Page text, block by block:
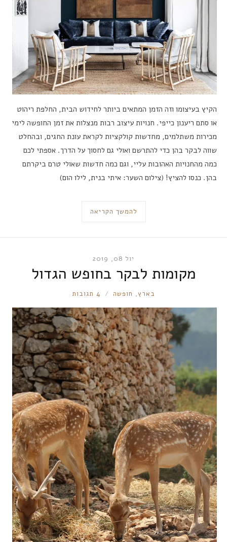
הקיץ בעיצומו וזה הזמן המתאים ביותר לחידוש הבית, החלפת ריהוט
או סתם ריענון כייפי. חנויות עיצוב רבות מנצלות את זמן החופשה לימי
מכירות משתלמים, מחדשות קולקציות לקראת עונת החגים, ובהחלט
שווה לבקר בהן כדי להתרשם ואולי גם לחסוך על הדרך. אספתי לכם
כמה מהחנויות האהובות עליי, וגם כמה חדשות שאולי טרם ביקרתם
בהן. כנסו להציץ! (צילום השער: איתי בנית, לילו הום)
להמשך הקריאה
יול 08, 2019
מקומות לבקר בחופש הגדול
RONNIE
בארץ, חופשה 4 תגובות